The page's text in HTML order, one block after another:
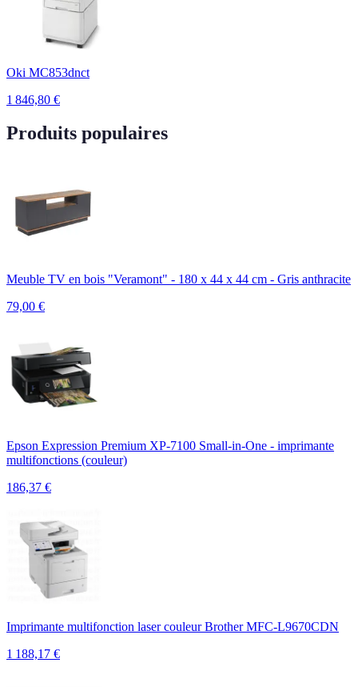
Oki MC853dnct
1 846,80 €
Produits populaires
Meuble TV en bois "Veramont" - 180 x 44 x 44 cm - Gris anthracite
79,00 €
Epson Expression Premium XP-7100 Small-in-One - imprimante
multifonctions (couleur)
186,37 €
Imprimante multifonction laser couleur Brother MFC-L9670CDN
1 188,17 €